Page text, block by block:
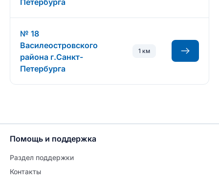
Петербурга
№ 18
Василеостровского
района г.Санкт-
Петербурга
1 км
Помощь и поддержка
Раздел поддержки
Контакты